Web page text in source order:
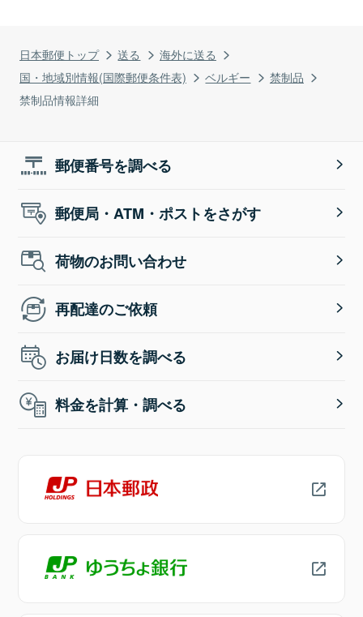
日本郵便トップ 送る
海外に送る
国・地域別情報(国際郵便条件表)
ベルギー
禁制品
禁制品情報詳細
郵便番号を調べる
郵便局・ATM・ポストをさがす
荷物のお問い合わせ
再配達のご依頼
お届け日数を調べる
料金を計算・調べる